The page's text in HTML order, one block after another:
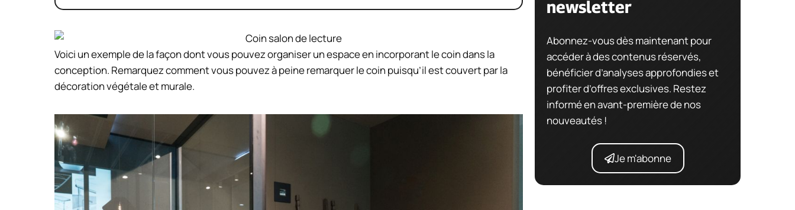
Voici un exemple de la façon dont vous pouvez organiser un espace en incorporant le coin dans la
conception. Remarquez comment vous pouvez à peine remarquer le coin puisqu’il est couvert par la
décoration végétale et murale.
newsletter
Abonnez-vous dès maintenant pour
accéder à des contenus réservés,
bénéficier d’analyses approfondies et
profiter d’offres exclusives. Restez
informé en avant-première de nos
nouveautés !
Je m'abonne